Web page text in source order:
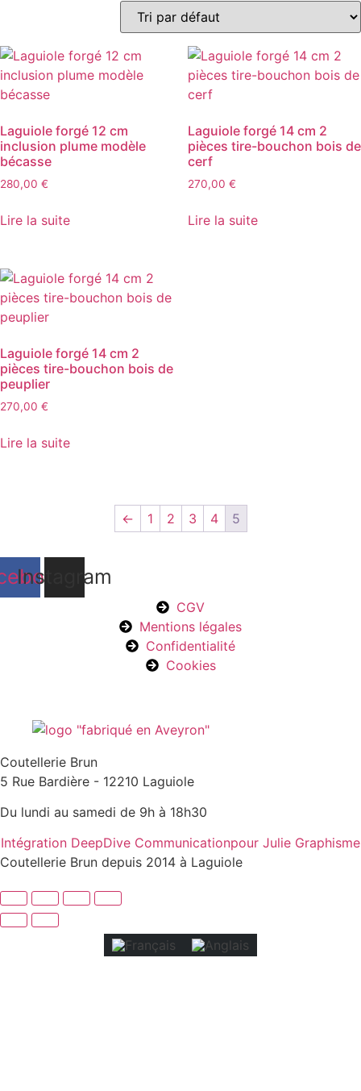
Laguiole forgé 12 cm
inclusion plume modèle
bécasse
280,00 €
Lire la suite
Laguiole forgé 14 cm 2
pièces tire-bouchon bois de
cerf
270,00 €
Lire la suite
Laguiole forgé 14 cm 2
pièces tire-bouchon bois de
peuplier
270,00 €
Lire la suite
← 1 2 3 4 5
Instagram
CGV
Mentions légales
Confidentialité
Cookies
Coutellerie Brun
5 Rue Bardière - 12210 Laguiole
Du lundi au samedi de 9h à 18h30
Intégration DeepDive Communicationpour Julie Graphisme
Coutellerie Brun depuis 2014 à Laguiole